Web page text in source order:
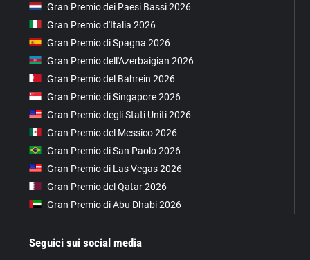
Gran Premio dei Paesi Bassi 2026
Gran Premio d'Italia 2026
Gran Premio di Spagna 2026
Gran Premio dell'Azerbaigian 2026
Gran Premio del Bahrein 2026
Gran Premio di Singapore 2026
Gran Premio degli Stati Uniti 2026
Gran Premio del Messico 2026
Gran Premio di San Paolo 2026
Gran Premio di Las Vegas 2026
Gran Premio del Qatar 2026
Gran Premio di Abu Dhabi 2026
Seguici sui social media